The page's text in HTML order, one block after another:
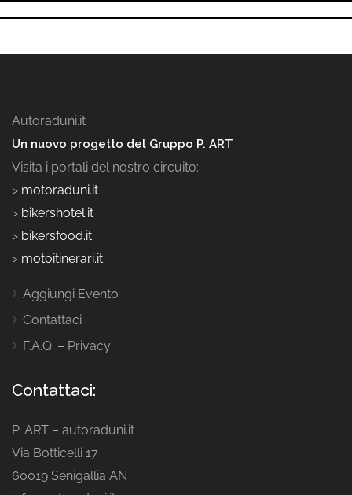
Autoraduni.it
Un nuovo progetto del Gruppo P. ART
Visita i portali del nostro circuito:
> motoraduni.it
> bikershotel.it
> bikersfood.it
> motoitinerari.it
Aggiungi Evento
Contattaci
F.A.Q. – Privacy
Contattaci:
P. ART – autoraduni.it
Via Botticelli 17
60019 Senigallia AN